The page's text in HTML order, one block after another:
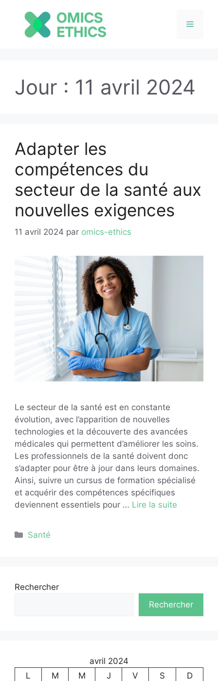
contenu
Menu
Jour : 11 avril 2024
Adapter les
compétences du
secteur de la santé aux
nouvelles exigences
11 avril 2024 par omics-ethics
Le secteur de la santé est en constante
évolution, avec l’apparition de nouvelles
technologies et la découverte des avancées
médicales qui permettent d’améliorer les soins.
Les professionnels de la santé doivent donc
s’adapter pour être à jour dans leurs domaines.
Ainsi, suivre un cursus de formation spécialisé
et acquérir des compétences spécifiques
deviennent essentiels pour … Lire la suite
Catégories
Santé
Rechercher
Rechercher
avril 2024
L
M M J V S
D